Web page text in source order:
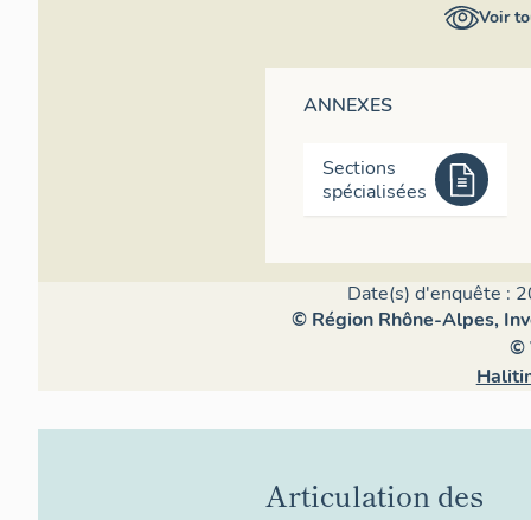
Voir
ANNEXES
Sections
spécialisées
Date(s) d'enquête :
© Région Rhône-Alpes,
©
Articulation des